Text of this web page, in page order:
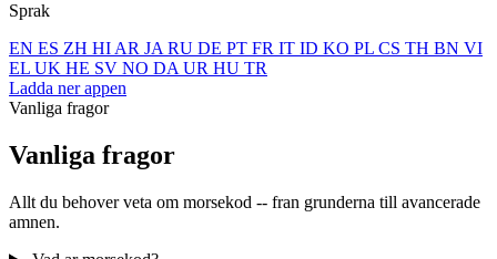
Sprak
EN ES ZH HI AR JA RU DE PT FR IT ID KO PL CS TH BN VI
EL UK HE SV NO DA UR HU TR
Ladda ner appen
Vanliga fragor
Vanliga fragor
Allt du behover veta om morsekod -- fran grunderna till avancerade
amnen.